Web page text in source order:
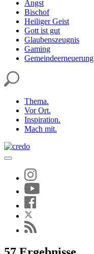
Angst
Bischof
Heiliger Geist
Gott ist gut
Glaubenszeugnis
Gaming
Gemeindeerneuerung
Thema.
Vor Ort.
Inspiration.
Mach mit.